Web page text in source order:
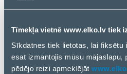
Tīmekļa vietnē www.elko.lv tiek
Sīkdatnes tiek lietotas, lai fiksētu
esat izmantojis mūsu mājaslapu,
pēdējo reizi apmeklējāt
gan mazumtirdzniecības
“90 gadu laikā kopš
pierādījis sevi kā vadošu
risinājumu ražotāju.